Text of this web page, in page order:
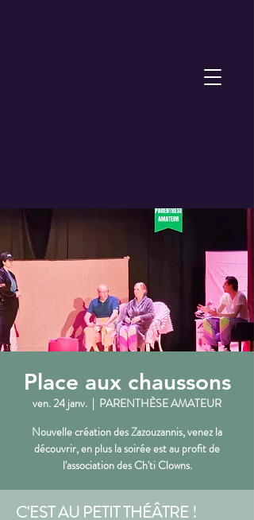
Place aux chaussons
ven. 24 janv.
  |
PARENTHÈSE AMATEUR
Nouvelle création des Zazouzannis, venez la
découvrir, en plus la soirée est au profit de
l'association des Ch'ti Clowns.
C'EST AU PETIT THÉÂTRE !